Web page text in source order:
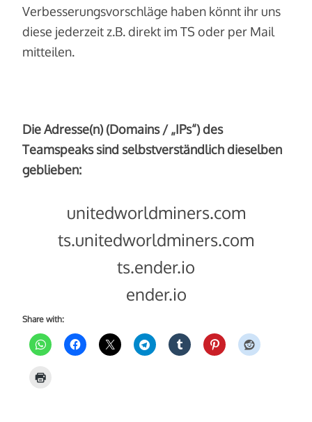
Verbesserungsvorschläge haben könnt ihr uns
diese jederzeit z.B. direkt im TS oder per Mail
mitteilen.
Die Adresse(n) (Domains / „IPs“) des
Teamspeaks sind selbstverständlich dieselben
geblieben:
unitedworldminers.com
ts.unitedworldminers.com
ts.ender.io
ender.io
Share with: